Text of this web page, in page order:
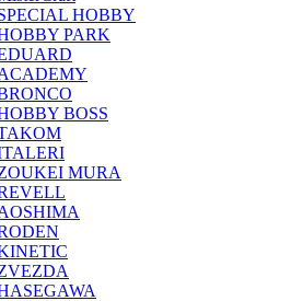
HOBBY
PARK
BOSS
MURA